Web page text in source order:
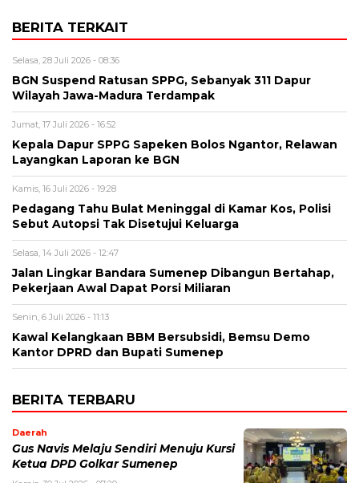
BERITA TERKAIT
Selasa, 28 Juli 2026 - 08:36
BGN Suspend Ratusan SPPG, Sebanyak 311 Dapur
Wilayah Jawa-Madura Terdampak
Jumat, 17 Juli 2026 - 16:52
Kepala Dapur SPPG Sapeken Bolos Ngantor, Relawan
Layangkan Laporan ke BGN
Kamis, 16 Juli 2026 - 19:28
Pedagang Tahu Bulat Meninggal di Kamar Kos, Polisi
Sebut Autopsi Tak Disetujui Keluarga
Selasa, 14 Juli 2026 - 12:47
Jalan Lingkar Bandara Sumenep Dibangun Bertahap,
Pekerjaan Awal Dapat Porsi Miliaran
Senin, 6 Juli 2026 - 11:13
Kawal Kelangkaan BBM Bersubsidi, Bemsu Demo
Kantor DPRD dan Bupati Sumenep
BERITA TERBARU
Daerah
Gus Navis Melaju Sendiri Menuju Kursi
Ketua DPD Golkar Sumenep